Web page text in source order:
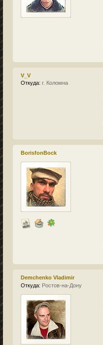
V_V
Откуда: г. Коломна
BorisfonBock
Demchenko Vladimir
Откуда: Ростов-на-Дону